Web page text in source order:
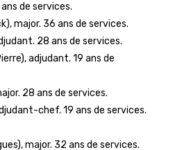
de services.
major. 36 ans de services.
28 ans de services.
adjudant. 19 ans de
28 ans de services.
chef. 19 ans de services.
major. 32 ans de services.